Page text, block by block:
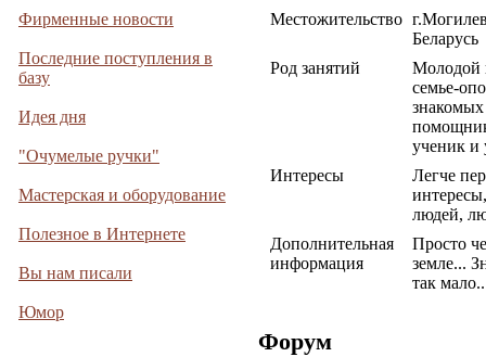
Фирменные новости
Последние поступления в
базу
Идея дня
"Очумелые ручки"
Мастерская и оборудование
Полезное в Интернете
Вы нам писали
Юмор
Местожительство
Беларусь
Род занятий
Молодой
семье-
ученик и
Интересы
Легче
людей,
Дополнительная
информация
Просто
земле...
так
Форум